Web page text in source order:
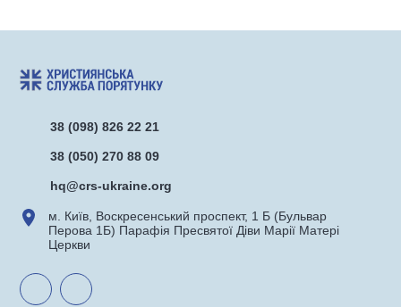
38 (098) 826 22 21
38 (050) 270 88 09
hq@crs-ukraine.org
м. Київ, Воскресенський проспект, 1 Б (Бульвар
Перова 1Б) Парафія Пресвятої Діви Марії Матері
Церкви